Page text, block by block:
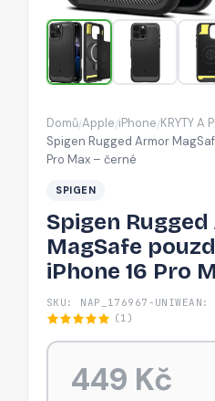
Domů/Apple/iPhone/KRYTY A
Spigen Rugged Armor
Pro Max – černé
SPIGEN
Spigen
MagSafe
iPhone 16 Pro
SKU: NAP_176967-UNIWEAN:
(1)
449 Kč